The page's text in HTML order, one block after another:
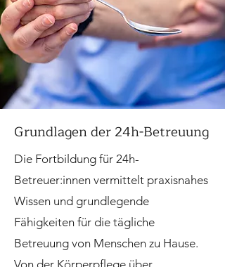
Grundlagen der 24h-Betreuung
Die Fortbildung für 24h-
Betreuer:innen vermittelt praxisnahes
Wissen und grundlegende
Fähigkeiten für die tägliche
Betreuung von Menschen zu Hause.
Von der Körperpflege über